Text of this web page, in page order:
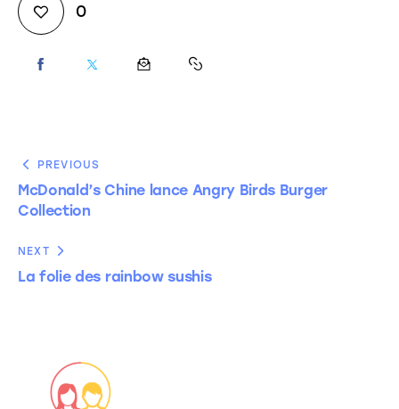
0
PREVIOUS
McDonald’s Chine lance Angry Birds Burger
Collection
NEXT
La folie des rainbow sushis